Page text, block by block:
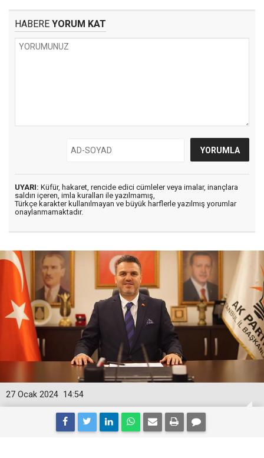
HABERE YORUM KAT
UYARI: Küfür, hakaret, rencide edici cümleler veya imalar, inançlara
saldırı içeren, imla kuralları ile yazılmamış,
Türkçe karakter kullanılmayan ve büyük harflerle yazılmış yorumlar
onaylanmamaktadır.
14:54
27 Ocak 2024